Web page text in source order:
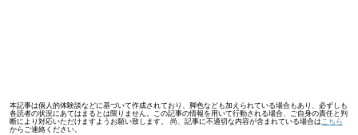
本記事は個人的体験談などに基づいて作成されており、脚色なども加えられている場合もあり、必ずしも
各読者の状況にあてはまるとは限りません。この記事の情報を用いて行動される場合、ご自身の責任と判
断により対応いただけますようお願い致します。 尚、記事に不適切な内容が含まれている場合は こちら
からご連絡ください。